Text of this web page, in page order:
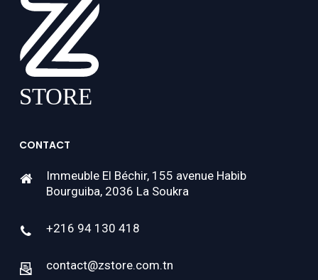
CONTACT
Immeuble El Béchir, 155 avenue Habib
Bourguiba, 2036 La Soukra
+216 94 130 418
contact@zstore.com.tn